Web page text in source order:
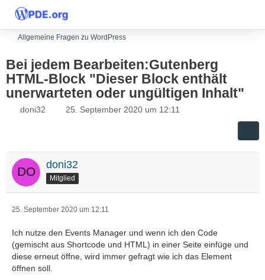
Allgemeine Fragen zu WordPress
Bei jedem Bearbeiten:Gutenberg
HTML-Block "Dieser Block enthält
unerwarteten oder ungültigen Inhalt"
doni32 25. September 2020 um 12:11
doni32
Mitglied
25. September 2020 um 12:11
Ich nutze den Events Manager und wenn ich den Code
(gemischt aus Shortcode und HTML) in einer Seite einfüge und
diese erneut öffne, wird immer gefragt wie ich das Element
öffnen soll.